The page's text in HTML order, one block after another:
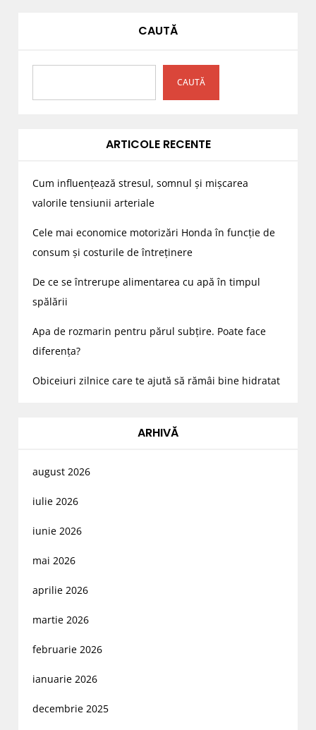
CAUTĂ
CAUTĂ
ARTICOLE RECENTE
Cum influențează stresul, somnul și mișcarea
valorile tensiunii arteriale
Cele mai economice motorizări Honda în funcție de
consum și costurile de întreținere
De ce se întrerupe alimentarea cu apă în timpul
spălării
Apa de rozmarin pentru părul subțire. Poate face
diferența?
Obiceiuri zilnice care te ajută să rămâi bine hidratat
ARHIVĂ
august 2026
iulie 2026
iunie 2026
mai 2026
aprilie 2026
martie 2026
februarie 2026
ianuarie 2026
decembrie 2025